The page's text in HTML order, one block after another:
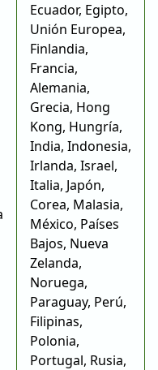
Ecuador, Egipto,
Unión Europea,
Finlandia,
Francia,
Alemania,
Grecia, Hong
Kong, Hungría,
India, Indonesia,
Irlanda, Israel,
Italia, Japón,
Corea, Malasia,
México, Países
Bajos, Nueva
Zelanda,
Noruega,
Paraguay, Perú,
Filipinas,
Polonia,
Portugal, Rusia,